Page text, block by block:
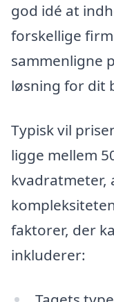
god idé at
forskellige
sammenligne
løsning for dit
Typisk vil
ligge mellem
faktorer, der
inkluderer: